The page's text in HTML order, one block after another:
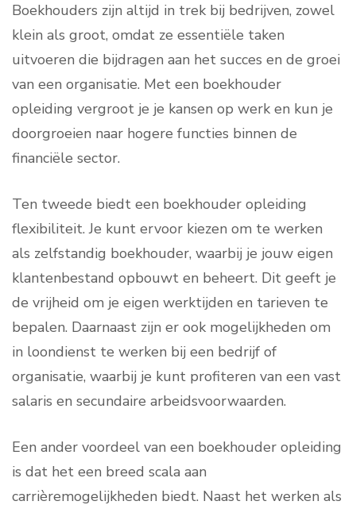
Boekhouders zijn altijd in trek bij bedrijven, zowel
klein als groot, omdat ze essentiële taken
uitvoeren die bijdragen aan het succes en de groei
van een organisatie. Met een boekhouder
opleiding vergroot je je kansen op werk en kun je
doorgroeien naar hogere functies binnen de
financiële sector.
Ten tweede biedt een boekhouder opleiding
flexibiliteit. Je kunt ervoor kiezen om te werken
als zelfstandig boekhouder, waarbij je jouw eigen
klantenbestand opbouwt en beheert. Dit geeft je
de vrijheid om je eigen werktijden en tarieven te
bepalen. Daarnaast zijn er ook mogelijkheden om
in loondienst te werken bij een bedrijf of
organisatie, waarbij je kunt profiteren van een vast
salaris en secundaire arbeidsvoorwaarden.
Een ander voordeel van een boekhouder opleiding
is dat het een breed scala aan
carrièremogelijkheden biedt. Naast het werken als